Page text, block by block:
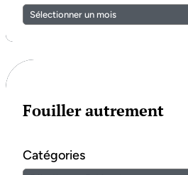
Fouiller autrement
Catégories